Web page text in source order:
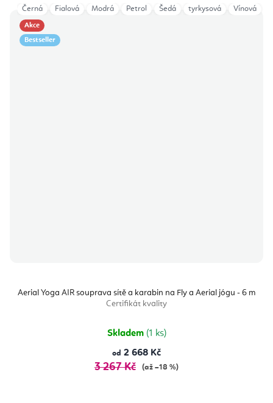
Akce
Bestseller
Aerial Yoga AIR souprava sítě a karabin na Fly a Aerial jógu - 6 m
Certifikát kvality
Skladem (1 ks)
od 2 668 Kč
3 267 Kč (až –18 %)
Černá Fialová Modrá Petrol Šedá tyrkysová Vínová